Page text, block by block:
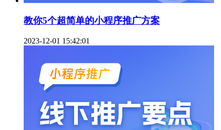
教你5个超简单的小程序推广方案
2023-12-01 15:42:01